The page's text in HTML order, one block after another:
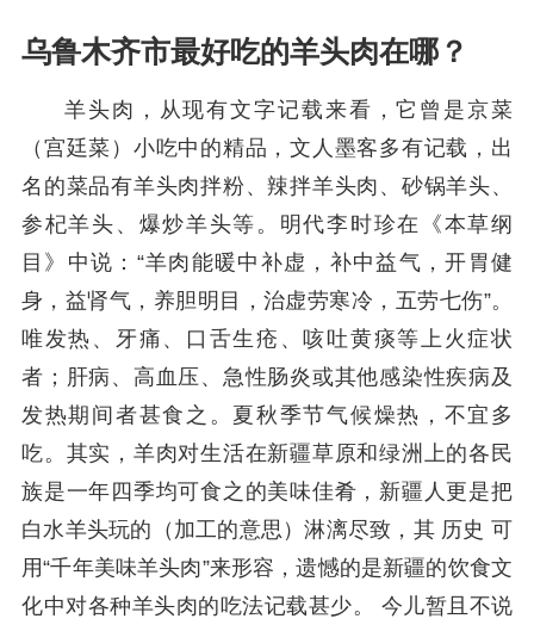
乌鲁木齐市最好吃的羊头肉在哪？
羊头肉，从现有文字记载来看，它曾是京菜
（宫廷菜）小吃中的精品，文人墨客多有记载，出
名的菜品有羊头肉拌粉、辣拌羊头肉、砂锅羊头、
参杞羊头、爆炒羊头等。明代李时珍在《本草纲
目》中说：“羊肉能暖中补虚，补中益气，开胃健
身，益肾气，养胆明目，治虚劳寒冷，五劳七伤”。
唯发热、牙痛、口舌生疮、咳吐黄痰等上火症状
者；肝病、高血压、急性肠炎或其他感染性疾病及
发热期间者甚食之。夏秋季节气候燥热，不宜多
吃。其实，羊肉对生活在新疆草原和绿洲上的各民
族是一年四季均可食之的美味佳肴，新疆人更是把
白水羊头玩的（加工的意思）淋漓尽致，其 历史 可
用“千年美味羊头肉”来形容，遗憾的是新疆的饮食文
化中对各种羊头肉的吃法记载甚少。 今儿暂且不说